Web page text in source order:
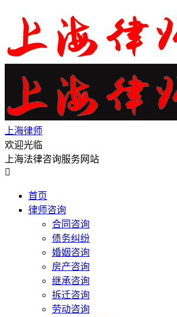
上海律师
欢迎光临
上海法律咨询服务网站

首页
律师咨询
合同咨询
债务纠纷
婚姻咨询
房产咨询
继承咨询
拆迁咨询
劳动咨询